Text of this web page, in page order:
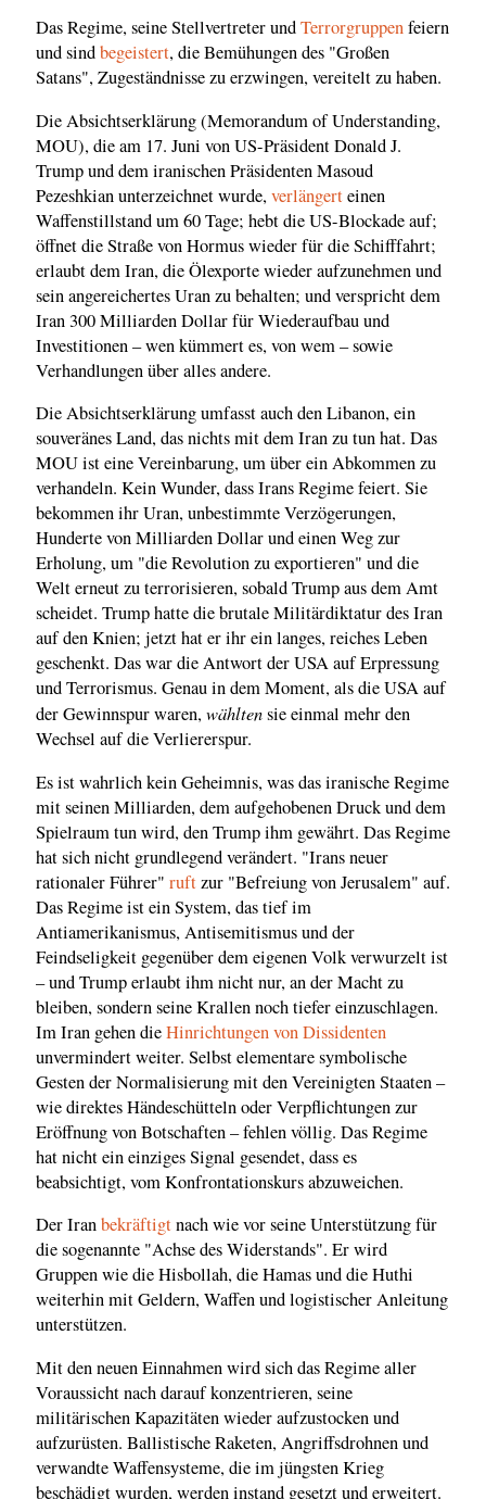
Das Regime, seine Stellvertreter undTerrorgruppenfeiern
und sindbegeistert, die Bemühungen des "Großen
Satans", Zugeständnisse zu erzwingen, vereitelt zu haben.
Die Absichtserklärung (Memorandum of Understanding,
MOU), die am 17. Juni von US-Präsident Donald J.
Trump und dem iranischen Präsidenten Masoud
Pezeshkian unterzeichnet wurde,verlängerteinen
Waffenstillstand um 60 Tage; hebt die US-Blockade auf;
öffnet die Straße von Hormus wieder für die Schifffahrt;
erlaubt dem Iran, die Ölexporte wieder aufzunehmen und
sein angereichertes Uran zu behalten; und verspricht dem
Iran 300 Milliarden Dollar für Wiederaufbau und
Investitionen – wen kümmert es, von wem – sowie
Verhandlungen über alles andere.
Die Absichtserklärung umfasst auch den Libanon, ein
souveränes Land, das nichts mit dem Iran zu tun hat. Das
MOU ist eine Vereinbarung, um über ein Abkommen zu
verhandeln. Kein Wunder, dass Irans Regime feiert. Sie
bekommen ihr Uran, unbestimmte Verzögerungen,
Hunderte von Milliarden Dollar und einen Weg zur
Erholung, um "die Revolution zu exportieren" und die
Welt erneut zu terrorisieren, sobald Trump aus dem Amt
scheidet. Trump hatte die brutale Militärdiktatur des Iran
auf den Knien; jetzt hat er ihr ein langes, reiches Leben
geschenkt. Das war die Antwort der USA auf Erpressung
und Terrorismus. Genau in dem Moment, als die USA auf
der Gewinnspur waren,wähltensie einmal mehr den
Wechsel auf die Verliererspur.
Es ist wahrlich kein Geheimnis, was das iranische Regime
mit seinen Milliarden, dem aufgehobenen Druck und dem
Spielraum tun wird, den Trump ihm gewährt. Das Regime
hat sich nicht grundlegend verändert. "Irans neuer
rationaler Führer" ruftzur "Befreiung von Jerusalem" auf.
Das Regime ist ein System, das tief im
Antiamerikanismus, Antisemitismus und der
Feindseligkeit gegenüber dem eigenen Volk verwurzelt ist
– und Trump erlaubt ihm nicht nur, an der Macht zu
bleiben, sondern seine Krallen noch tiefer einzuschlagen.
Im Iran gehen dieHinrichtungen von Dissidenten
unvermindert weiter. Selbst elementare symbolische
Gesten der Normalisierung mit den Vereinigten Staaten –
wie direktes Händeschütteln oder Verpflichtungen zur
Eröffnung von Botschaften – fehlen völlig. Das Regime
hat nicht ein einziges Signal gesendet, dass es
beabsichtigt, vom Konfrontationskurs abzuweichen.
Der Iranbekräftigtnach wie vor seine Unterstützung für
die sogenannte "Achse des Widerstands". Er wird
Gruppen wie die Hisbollah, die Hamas und die Huthi
weiterhin mit Geldern, Waffen und logistischer Anleitung
unterstützen.
Mit den neuen Einnahmen wird sich das Regime aller
Voraussicht nach darauf konzentrieren, seine
militärischen Kapazitäten wieder aufzustocken und
aufzurüsten. Ballistische Raketen, Angriffsdrohnen und
verwandte Waffensysteme, die im jüngsten Krieg
beschädigt wurden, werden instand gesetzt und erweitert.